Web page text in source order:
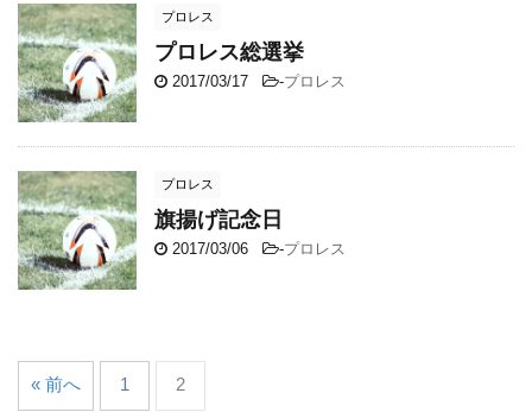
プロレス
プロレス総選挙
2017/03/17 -プロレス
プロレス
旗揚げ記念日
2017/03/06 -プロレス
« 前へ 1 2